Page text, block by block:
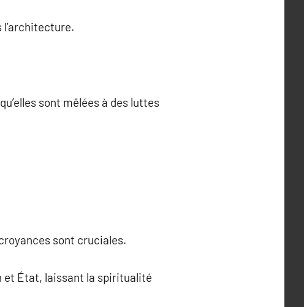
sont mêlées à des luttes
sont cruciales.
et État, laissant la spiritualité